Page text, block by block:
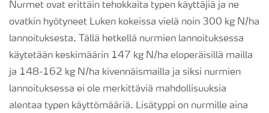
Nurmet ovat erittäin tehokkaita typen käyttäjiä ja ne
ovatkin hyötyneet Luken kokeissa vielä noin 300 kg N/ha
lannoituksesta. Tällä hetkellä nurmien lannoituksessa
käytetään keskimäärin 147 kg N/ha eloperäisillä mailla
ja 148-162 kg N/ha kivennäismailla ja siksi nurmien
lannoituksessa ei ole merkittäviä mahdollisuuksia
alentaa typen käyttömääriä. Lisätyppi on nurmille aina